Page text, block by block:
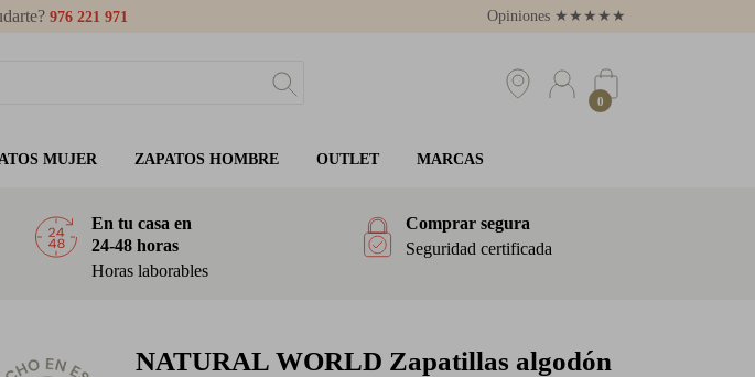
976 221 971 Opiniones ★ ★ ★ ★ ★
0
MUJER ZAPATOS HOMBRE OUTLET MARCAS
En tu casa en
24-48 horas
Horas laborables
Comprar segura
Seguridad certificada
NATURAL WORLD Zapatillas algodón